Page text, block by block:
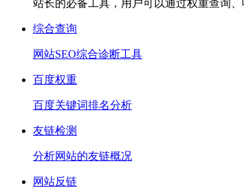
站长的必备工具，用户可以通过权重查询
综合查询
网站SEO综合诊断工具
百度权重
百度关键词排名分析
友链检测
分析网站的友链概况
网站反链